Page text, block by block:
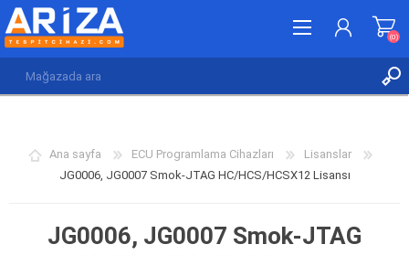
(0)
(0)
Ana sayfa ECU Programlama Cihazları
Lisanslar
JG0006, JG0007 Smok-JTAG HC/HCS/HCSX12 Lisansı
JG0006, JG0007 Smok-JTAG